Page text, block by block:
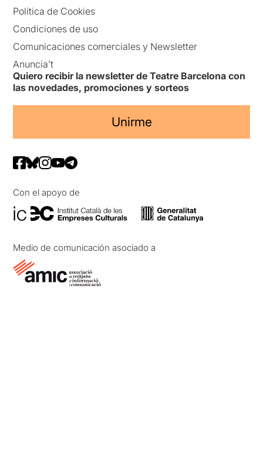
Política de Cookies
Condiciones de uso
Comunicaciones comerciales y Newsletter
Anuncia’t
Quiero recibir la newsletter de Teatre Barcelona con
las novedades, promociones y sorteos
Unirme
Con el apoyo de
Medio de comunicación asociado a